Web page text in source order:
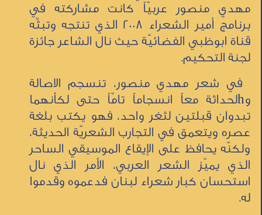
مهدي منصور عربيّاً كانت مشاركته في
برنامج أمير الشعراء 2008 الذي تنتجه وتبثّه
قناة ابوظبي الفضائيّة حيث نال الشاعر جائزة
لجنة التحكيم.
في شعر مهدي منصور، تنسجم الاصالة
وhلحداثة معاً انسجاماً تامّاً حتى لكأنهما
تبدوان قبلتين لثغر واحد، فهو يكتب بلغة
عصره ويتعمق في التجارب الشعريّة الحديثة،
ولكنّه يحافظ على الإيقاع الموسيقي الساحر
الذي يميّز الشعر العربي، الأمر الذي نال
استحسان كبار شعراء لبنان فدعموه وقدموا
له.